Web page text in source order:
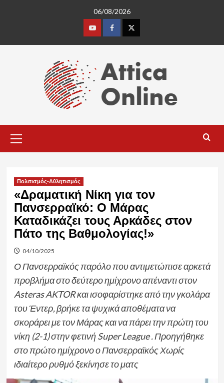
06/08/2026
YoutubeFacebookTwitter
Menu
Πολιτισμός-Αθλητισμός
«Δραματική Νίκη για τον
Πανσερραϊκό: Ο Μάρας
Καταδικάζει τους Αρκάδες στον
Πάτο της Βαθμολογίας!»
04/10/2025
Ο Πανσερραϊκός παρόλο που αντιμετώπισε αρκετά
προβλήμα στο δεύτερο ημίχρονο απέναντι στον
Asteras AKTOR και ισοφαρίστηκε από την γκολάρα
του Έντερ, βρήκε τα ψυχικά αποθέματα να
σκοράρει με τον Μάρας και να πάρει την πρώτη του
νίκη (2-1) στην φετινή Super League . Προηγήθηκε
στο πρώτο ημίχρονο ο Πανσερραϊκός Χωρίς
ιδιαίτερο ρυθμό ξεκίνησε το ματς